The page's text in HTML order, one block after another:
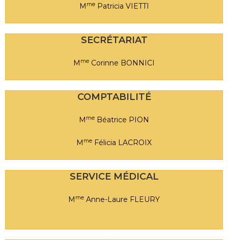
M mePatricia VIETTI
SECRÉTARIAT
M me Corinne BONNICI
COMPTABILITÉ
M me Béatrice PION
M me Félicia LACROIX
SERVICE MÉDICAL
M me Anne-Laure FLEURY